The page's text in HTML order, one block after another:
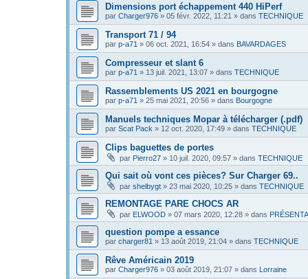
Dimensions port échappement 440 HiPerf
par Charger976 » 05 févr. 2022, 11:21 » dans TECHNIQUE
Transport 71 / 94
par p-a71 » 06 oct. 2021, 16:54 » dans BAVARDAGES
Compresseur et slant 6
par p-a71 » 13 juil. 2021, 13:07 » dans TECHNIQUE
Rassemblements US 2021 en bourgogne
par p-a71 » 25 mai 2021, 20:56 » dans Bourgogne
Manuels techniques Mopar à télécharger (.pdf)
par Scat Pack » 12 oct. 2020, 17:49 » dans TECHNIQUE
Clips baguettes de portes
par Pierro27 » 10 juil. 2020, 09:57 » dans TECHNIQUE
Qui sait où vont ces pièces? Sur Charger 69..
par shelbygt » 23 mai 2020, 10:25 » dans TECHNIQUE
REMONTAGE PARE CHOCS AR
par ELWOOD » 07 mars 2020, 12:28 » dans
question pompe a essance
par charger81 » 13 août 2019, 21:04 » dans TECHNIQUE
Rêve Américain 2019
par Charger976 » 03 août 2019, 21:07 » dans Lorraine